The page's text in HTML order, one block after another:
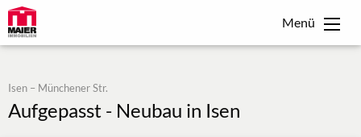
Menü
Isen – Münchener Str.
Aufgepasst - Neubau in Isen